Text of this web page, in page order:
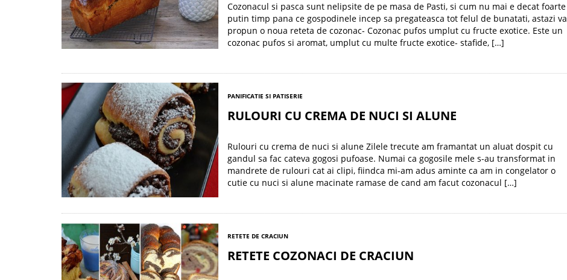
Cozonacul si pasca sunt nelipsite de pe masa de Pasti, si cum nu mai e decat foarte
putin timp pana ce gospodinele incep sa pregateasca tot felul de bunatati, astazi va
propun o noua reteta de cozonac- Cozonac pufos umplut cu fructe exotice. Este un
cozonac pufos si aromat, umplut cu multe fructe exotice- stafide, […]
PANIFICATIE SI PATISERIE
RULOURI CU CREMA DE NUCI SI ALUNE
Rulouri cu crema de nuci si alune Zilele trecute am framantat un aluat dospit cu
gandul sa fac cateva gogosi pufoase. Numai ca gogosile mele s-au transformat in
mandrete de rulouri cat ai clipi, fiindca mi-am adus aminte ca am in congelator o
cutie cu nuci si alune macinate ramase de cand am facut cozonacul […]
RETETE DE CRACIUN
RETETE COZONACI DE CRACIUN